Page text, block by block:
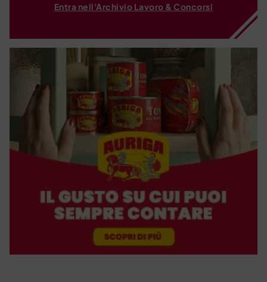
Entra nell'Archivio Lavoro & Concorsi